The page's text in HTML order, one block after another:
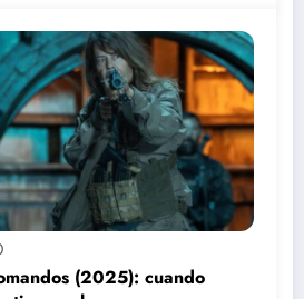
(2025): cuando